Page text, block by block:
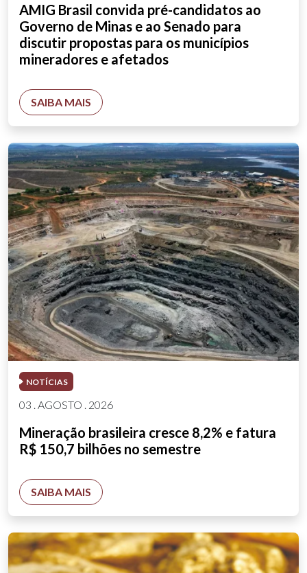
AMIG Brasil convida pré-candidatos ao
Governo de Minas e ao Senado para
discutir propostas para os municípios
mineradores e afetados
SAIBA MAIS
NOTÍCIAS
03 . AGOSTO . 2026
Mineração brasileira cresce 8,2% e fatura
R$ 150,7 bilhões no semestre
SAIBA MAIS